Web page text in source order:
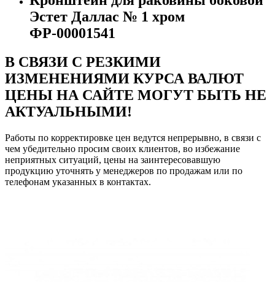
Эстет Даллас № 1 хром
ФР-00001541
В СВЯЗИ С РЕЗКИМИ
ИЗМЕНЕНИЯМИ КУРСА ВАЛЮТ
ЦЕНЫ НА САЙТЕ МОГУТ БЫТЬ НЕ
АКТУАЛЬНЫМИ!
Работы по корректировке цен ведутся непрерывно, в связи с
чем убедительно просим своих клиентов, во избежание
неприятных ситуаций, цены на заинтересовавшую
продукцию уточнять у менеджеров по продажам или по
телефонам указанных в контактах.